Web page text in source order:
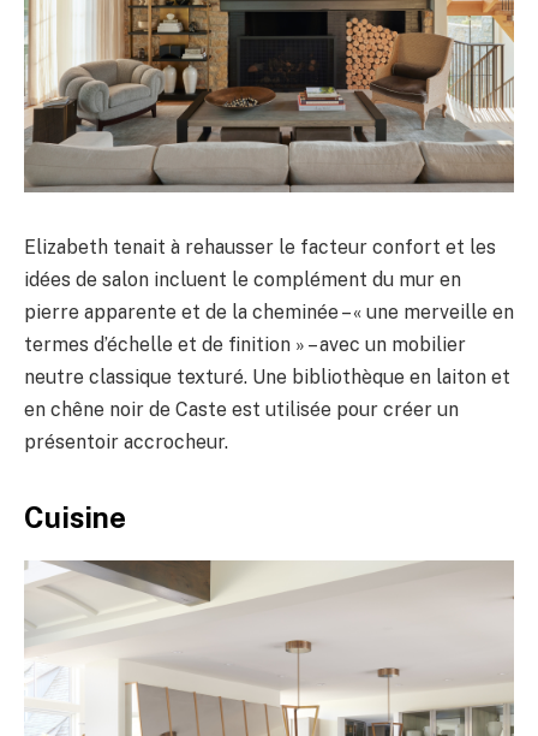
Elizabeth tenait à rehausser le facteur confort et les
idées de salon incluent le complément du mur en
pierre apparente et de la cheminée – « une merveille en
termes d’échelle et de finition » – avec un mobilier
neutre classique texturé. Une bibliothèque en laiton et
en chêne noir de Caste est utilisée pour créer un
présentoir accrocheur.
Cuisine